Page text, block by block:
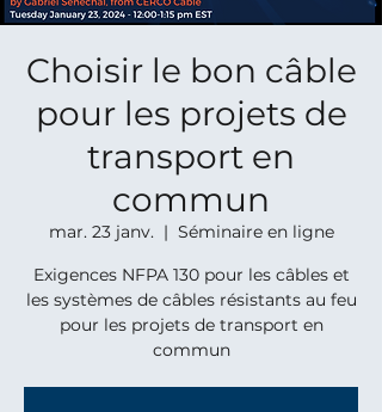
Choisir le bon câble
pour les projets de
transport en
commun
mar. 23 janv.
  |
Séminaire en ligne
Exigences NFPA 130 pour les câbles et
les systèmes de câbles résistants au feu
pour les projets de transport en
commun